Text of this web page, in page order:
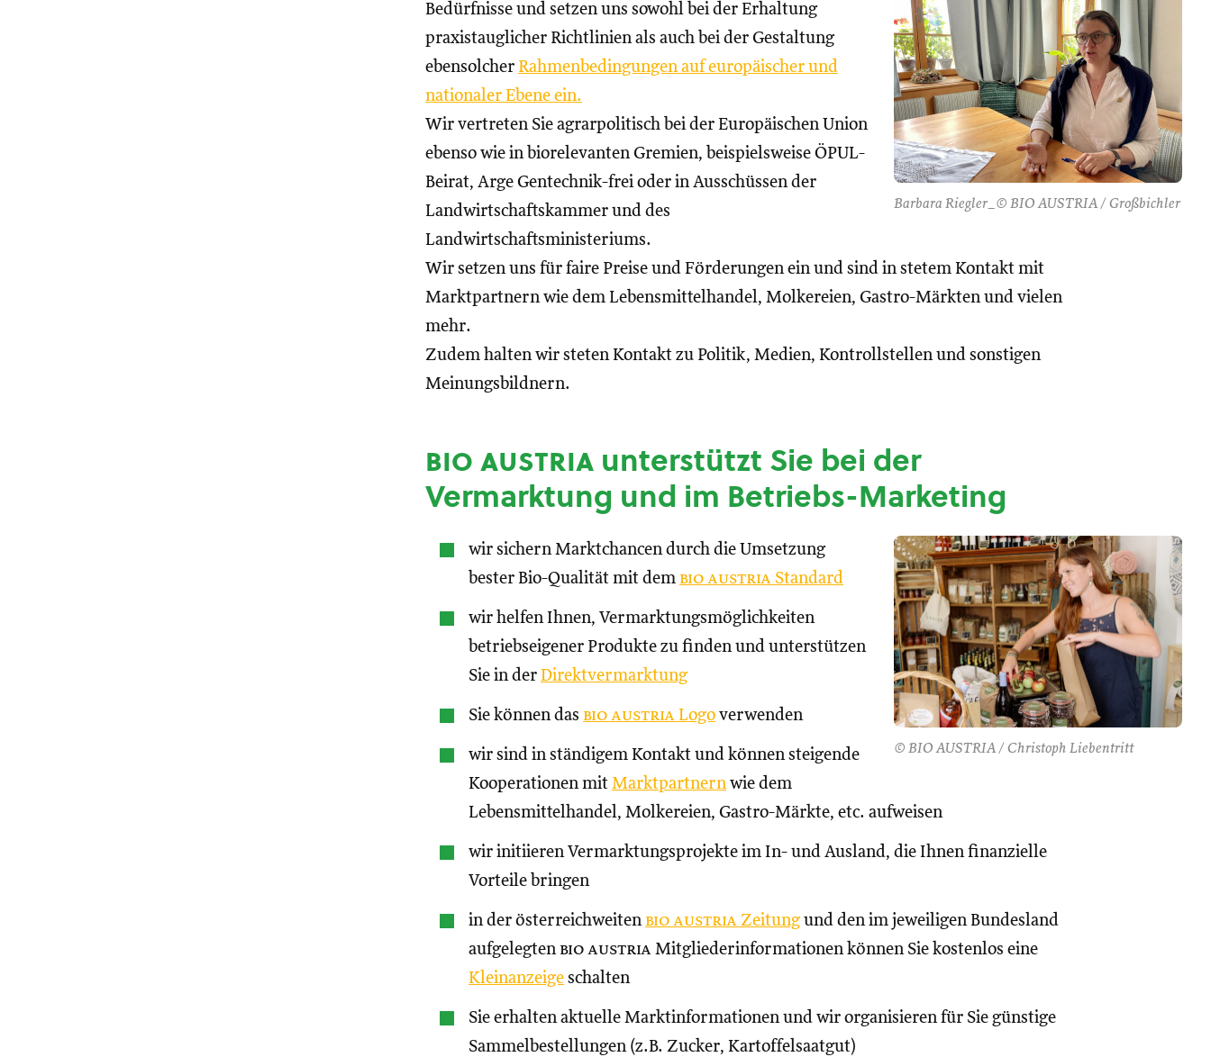
Barbara Riegler_© BIO AUSTRIA / Großbichler
Bedürfnisse und setzen uns sowohl bei der Erhaltung
praxistauglicher Richtlinien als auch bei der Gestaltung
ebensolcher Rahmenbedingungen auf europäischer und
nationaler Ebene ein.
Wir vertreten Sie agrarpolitisch bei der Europäischen Union
ebenso wie in biorelevanten Gremien, beispielsweise ÖPUL-
Beirat, Arge Gentechnik-frei oder in Ausschüssen der
Landwirtschaftskammer und des
Landwirtschaftsministeriums.
Wir setzen uns für faire Preise und Förderungen ein und sind in stetem Kontakt mit
Marktpartnern wie dem Lebensmittelhandel, Molkereien, Gastro-Märkten und vielen
mehr.
Zudem halten wir steten Kontakt zu Politik, Medien, Kontrollstellen und sonstigen
Meinungsbildnern.
bio austria unterstützt Sie bei der
Vermarktung und im Betriebs-Marketing
© BIO AUSTRIA / Christoph Liebentritt
wir sichern Marktchancen durch die Umsetzung
bester Bio-Qualität mit dem bio austria Standard
wir helfen Ihnen, Vermarktungsmöglichkeiten
betriebseigener Produkte zu finden und unterstützen
Sie in der Direktvermarktung
Sie können das bio austria Logo verwenden
wir sind in ständigem Kontakt und können steigende
Kooperationen mit Marktpartnernwie dem
Lebensmittelhandel, Molkereien, Gastro-Märkte, etc. aufweisen
wir initiieren Vermarktungsprojekte im In- und Ausland, die Ihnen finanzielle
Vorteile bringen
in der österreichweiten bio austria Zeitungund den im jeweiligen Bundesland
aufgelegten bio austria Mitgliederinformationen können Sie kostenlos eine
Kleinanzeige schalten
Sie erhalten aktuelle Marktinformationen und wir organisieren für Sie günstige
Sammelbestellungen (z.B. Zucker, Kartoffelsaatgut)